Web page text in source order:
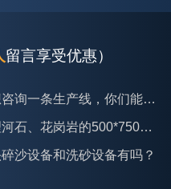
留言享受优惠）
岗岩的500*750颚破机什么价位？
沙设备和洗砂设备有吗？
式破碎机带不带电机？